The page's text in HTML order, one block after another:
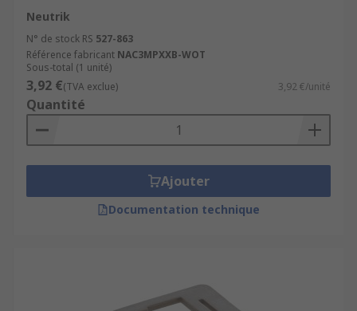
Neutrik
N° de stock RS 527-863
Référence fabricant NAC3MPXXB-WOT
Sous-total (1 unité)
3,92 €(TVA exclue) 3,92 €/unité
Quantité
Ajouter
Documentation technique